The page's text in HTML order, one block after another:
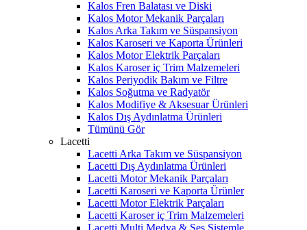
Kalos Fren Balatası ve Diski
Kalos Motor Mekanik Parçaları
Kalos Arka Takım ve Süspansiyon
Kalos Karoseri ve Kaporta Ürünleri
Kalos Motor Elektrik Parçaları
Kalos Karoser iç Trim Malzemeleri
Kalos Periyodik Bakım ve Filtre
Kalos Soğutma ve Radyatör
Kalos Modifiye & Aksesuar Ürünleri
Kalos Dış Aydınlatma Ürünleri
Tümünü Gör
Lacetti
Lacetti Arka Takım ve Süspansiyon
Lacetti Dış Aydınlatma Ürünleri
Lacetti Motor Mekanik Parçaları
Lacetti Karoseri ve Kaporta Ürünler
Lacetti Motor Elektrik Parçaları
Lacetti Karoser iç Trim Malzemeleri
Lacetti Multi Medya & Ses Sistemle